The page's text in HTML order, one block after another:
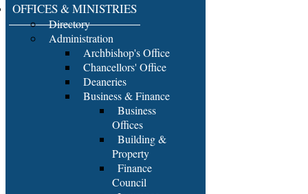
OFFICES & MINISTRIES
Directory
Administration
Archbishop's Office
Chancellors' Office
Deaneries
Business & Finance
Business
Offices
Building &
Property
Finance
Council